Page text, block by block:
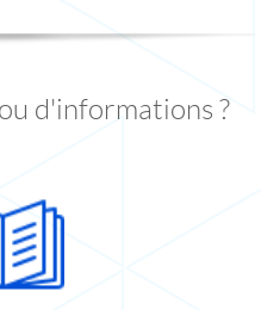
d'informations ?